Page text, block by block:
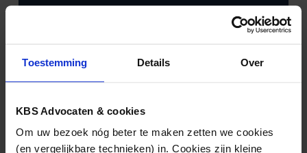
Toestemming Details Over
KBS Advocaten & cookies
Om uw bezoek nóg beter te maken zetten we cookies
(en vergelijkbare technieken) in. Cookies zijn kleine